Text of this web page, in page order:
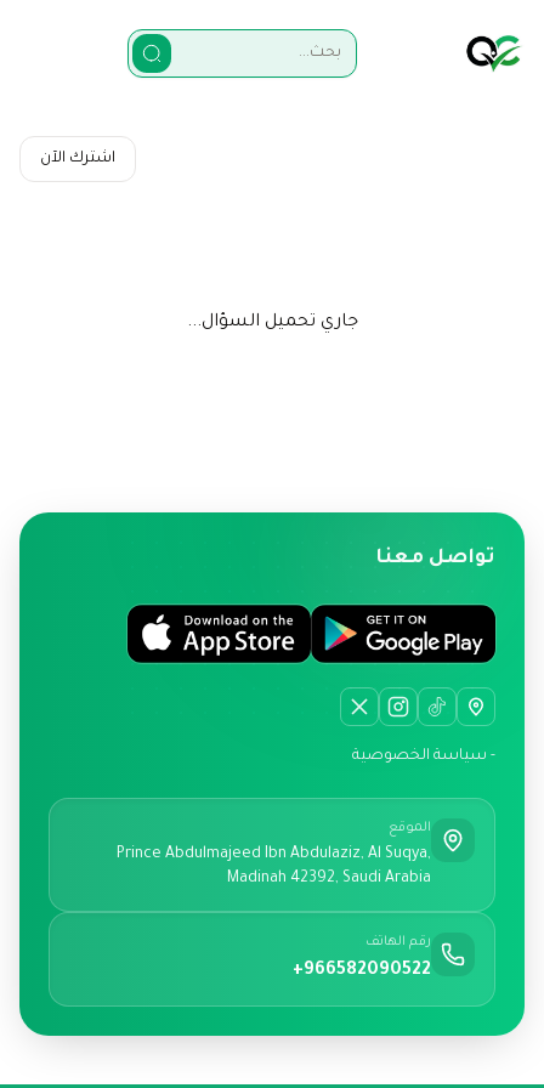
اشترك الآن
جاري تحميل السؤال...
تواصل معنا
- سياسة الخصوصية
الموقع
Prince Abdulmajeed Ibn Abdulaziz, Al Suqya,
Madinah 42392, Saudi Arabia
رقم الهاتف
+966582090522